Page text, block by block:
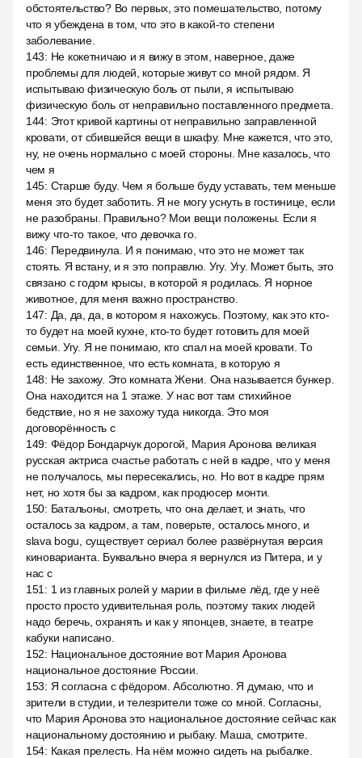
обстоятельство? Во первых, это помешательство, потому
что я убеждена в том, что это в какой-то степени
заболевание.
143: Не кокетничаю и я вижу в этом, наверное, даже
проблемы для людей, которые живут со мной рядом. Я
испытываю физическую боль от пыли, я испытываю
физическую боль от неправильно поставленного предмета.
144: Этот кривой картины от неправильно заправленной
кровати, от сбившейся вещи в шкафу. Мне кажется, что это,
ну, не очень нормально с моей стороны. Мне казалось, что
чем я
145: Старше буду. Чем я больше буду уставать, тем меньше
меня это будет заботить. Я не могу уснуть в гостинице, если
не разобраны. Правильно? Мои вещи положены. Если я
вижу что-то такое, что девочка го.
146: Передвинула. И я понимаю, что это не может так
стоять. Я встану, и я это поправлю. Угу. Угу. Может быть, это
связано с годом крысы, в которой я родилась. Я норное
животное, для меня важно пространство.
147: Да, да, да, в котором я нахожусь. Поэтому, как это кто-
то будет на моей кухне, кто-то будет готовить для моей
семьи. Угу. Я не понимаю, кто спал на моей кровати. То
есть единственное, что есть комната, в которую я
148: Не захожу. Это комната Жени. Она называется бункер.
Она находится на 1 этаже. У нас вот там стихийное
бедствие, но я не захожу туда никогда. Это моя
договорённость с
149: Фёдор Бондарчук дорогой, Мария Аронова великая
русская актриса счастье работать с ней в кадре, что у меня
не получалось, мы пересекались, но. Но вот в кадре прям
нет, но хотя бы за кадром, как продюсер монти.
150: Батальоны, смотреть, что она делает, и знать, что
осталось за кадром, а там, поверьте, осталось много, и
slava bogu, существует сериал более развёрнутая версия
киноварианта. Буквально вчера я вернулся из Питера, и у
нас с
151 : 1 из главных ролей у марии в фильме лёд, где у неё
просто просто удивительная роль, поэтому таких людей
надо беречь, охранять и как у японцев, знаете, в театре
кабуки написано.
152: Национальное достояние вот Мария Аронова
национальное достояние России.
153: Я согласна с фёдором. Абсолютно. Я думаю, что и
зрители в студии, и телезрители тоже со мной. Согласны,
что Мария Аронова это национальное достояние сейчас как
национальному достоянию и рыбаку. Маша, смотрите.
154: Какая прелесть. На нём можно сидеть на рыбалке.